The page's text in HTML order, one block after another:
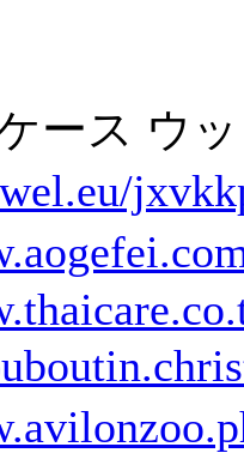
ケース ウ